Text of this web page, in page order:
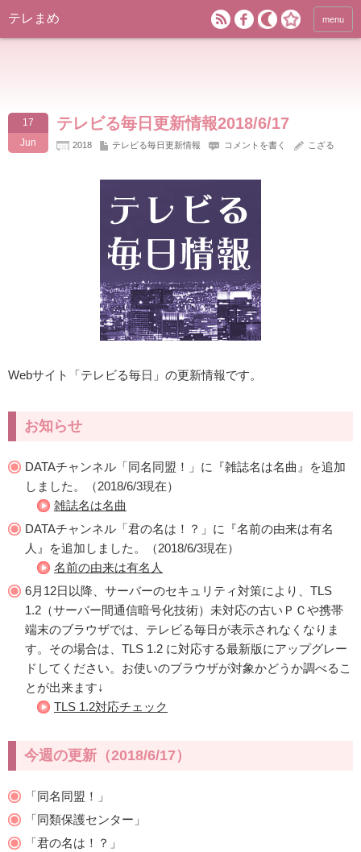
テレまめ menu
17
Jun
テレビる毎日更新情報2018/6/17
2018 テレビる毎日更新情報 コメントを書く こざる
Webサイト「テレビる毎日」の更新情報です。
お知らせ
DATAチャンネル「同名同盟！」に『雑誌名は名曲』を追加
しました。（2018/6/3現在）
雑誌名は名曲
DATAチャンネル「君の名は！？」に『名前の由来は有名
人』を追加しました。（2018/6/3現在）
名前の由来は有名人
6月12日以降、サーバーのセキュリティ対策により、TLS
1.2（サーバー間通信暗号化技術）未対応の古いＰＣや携帯
端末のブラウザでは、テレビる毎日が表示されなくなりま
す。その場合は、TLS 1.2 に対応する最新版にアップグレー
ドしてください。お使いのブラウザが対象かどうか調べるこ
とが出来ます↓
TLS 1.2対応チェック
今週の更新（2018/6/17）
「同名同盟！」
「同類保護センター」
「君の名は！？」